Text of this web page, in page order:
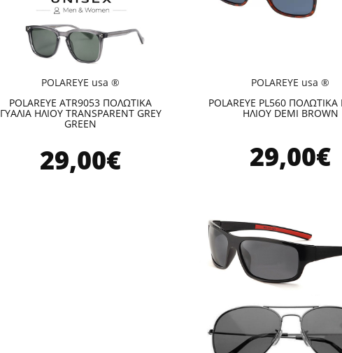
POLAREYE usa ®
POLAREYE ATR9053 ΠΟΛΩΤΙΚΑ
ΓΥΑΛΙΑ ΗΛΙΟΥ TRANSPARENT GREY
GREEN
29,00€
POLAREYE usa ®
POLAREYE PL560 ΠΟΛΩΤΙΚΑ
ΗΛΙΟΥ DEMI BROWN
29,00€